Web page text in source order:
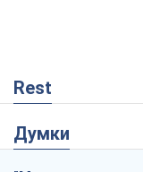
Rest
Думки